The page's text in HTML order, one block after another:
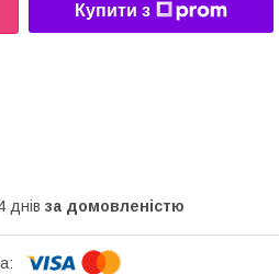
Купити з
днів за домовленістю